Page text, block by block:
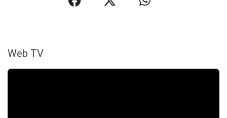
Web TV